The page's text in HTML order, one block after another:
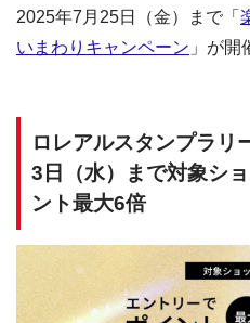
2025年7月25日（金）まで「
いまわりキャンペーン 」が開
ロレアルスタンプラリ
3日（水）まで対象シ
ント最大6倍